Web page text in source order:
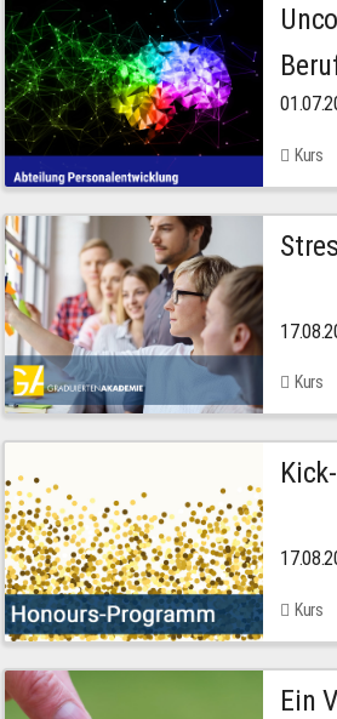
2026
Kurs
Kurs
Kurs
Ein